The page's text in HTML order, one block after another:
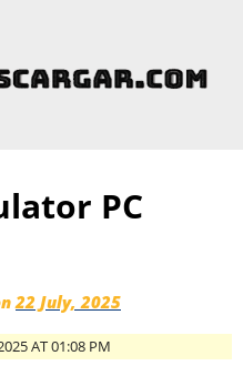
PC
22 July, 2025
AT 01:08 PM